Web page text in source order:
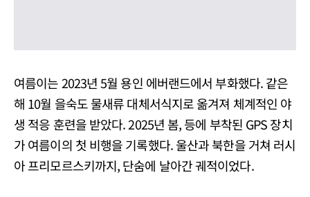
여름이는 2023년 5월 용인 에버랜드에서 부화했다. 같은
해 10월 을숙도 물새류 대체서식지로 옮겨져 체계적인 야
생 적응 훈련을 받았다. 2025년 봄, 등에 부착된 GPS 장치
가 여름이의 첫 비행을 기록했다. 울산과 북한을 거쳐 러시
아 프리모르스키까지, 단숨에 날아간 궤적이었다.